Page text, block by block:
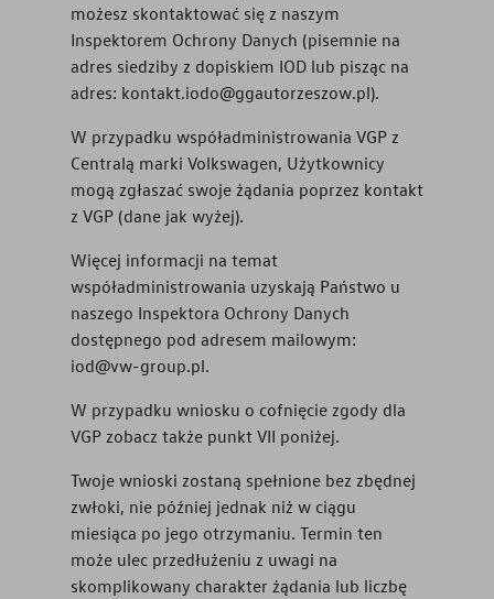
możesz skontaktować się z naszym
Inspektorem Ochrony Danych (pisemnie na
adres siedziby z dopiskiem IOD lub pisząc na
adres: kontakt.iodo@ggautorzeszow.pl).
W przypadku współadministrowania VGP z
Centralą marki Volkswagen, Użytkownicy
mogą zgłaszać swoje żądania poprzez kontakt
z VGP (dane jak wyżej).
Więcej informacji na temat
współadministrowania uzyskają Państwo u
naszego Inspektora Ochrony Danych
dostępnego pod adresem mailowym:
iod@vw-group.pl.
W przypadku wniosku o cofnięcie zgody dla
VGP zobacz także punkt VII poniżej.
Twoje wnioski zostaną spełnione bez zbędnej
zwłoki, nie później jednak niż w ciągu
miesiąca po jego otrzymaniu. Termin ten
może ulec przedłużeniu z uwagi na
skomplikowany charakter żądania lub liczbę